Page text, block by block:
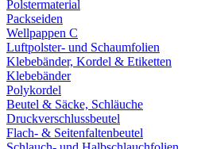
Polstermaterial
Packseiden
Wellpappen C
Luftpolster- und Schaumfolien
Klebebänder, Kordel & Etiketten
Klebebänder
Polykordel
Beutel & Säcke, Schläuche
Druckverschlussbeutel
Flach- & Seitenfaltenbeutel